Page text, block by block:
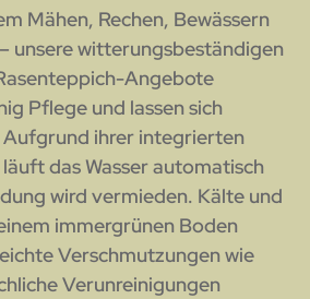
Mähen, Rechen, Bewässern
unsere witterungsbeständigen
Angebote
Pflege und lassen sich
Aufgrund ihrer integrierten
das Wasser automatisch
wird vermieden. Kälte und
immergrünen Boden
Verschmutzungen wie
Verunreinigungen